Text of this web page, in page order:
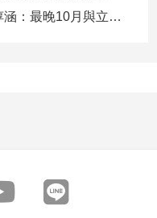
軍警消加薪預算又落空 張惇涵：最晚10月與立法院溝通